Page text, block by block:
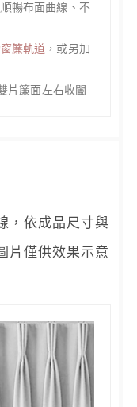
暢布面曲線、不
簾軌道 ，或另加
片簾面左右收闔
，依成品尺寸與
片僅供效果示意